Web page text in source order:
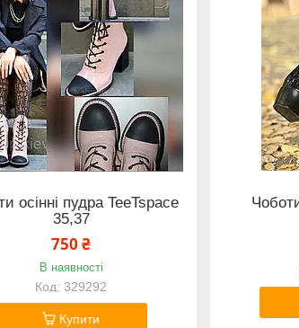
осінні пудра TeeTspace
35,37
750 ₴
В наявності
329292
Купити